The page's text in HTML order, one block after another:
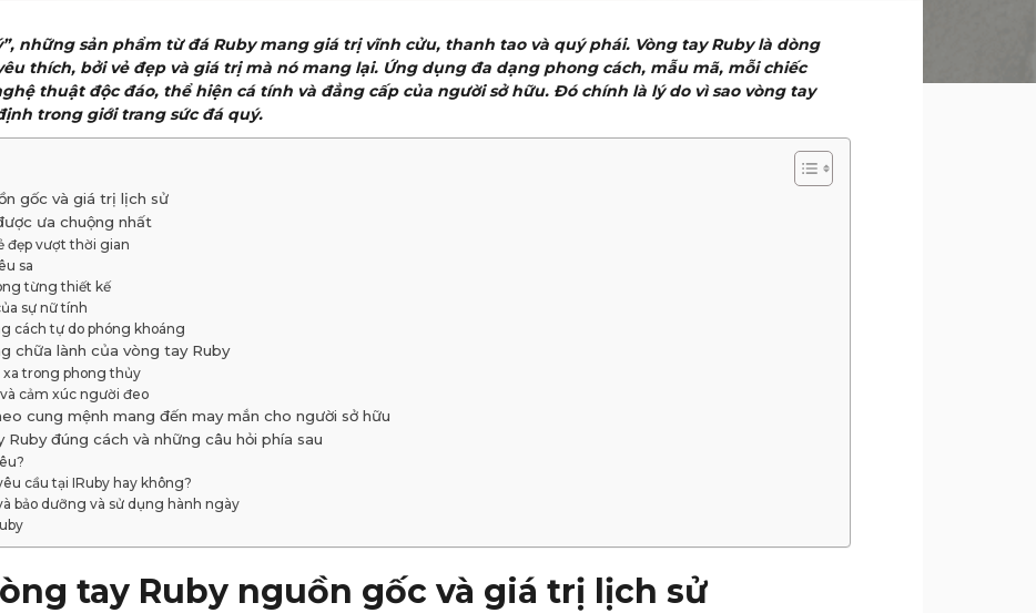
những sản phẩm từ đá Ruby mang giá trị vĩnh cửu, thanh tao và quý phái. Vòng tay Ruby là dòng
thích, bởi vẻ đẹp và giá trị mà nó mang lại. Ứng dụng đa dạng phong cách, mẫu mã, mỗi chiếc
thuật độc đáo, thể hiện cá tính và đẳng cấp của người sở hữu. Đó chính là lý do vì sao vòng tay
trong giới trang sức đá quý.
gốc và giá trị lịch sử
ưa chuộng nhất
đẹp vượt thời gian
sa
từng thiết kế
sự nữ tính
cách tự do phóng khoáng
chữa lành của vòng tay Ruby
xa trong phong thủy
cảm xúc người đeo
cung mệnh mang đến may mắn cho người sở hữu
đúng cách và những câu hỏi phía sau
cầu tại IRuby hay không?
bảo dưỡng và sử dụng hành ngày
tay Ruby nguồn gốc và giá trị lịch sử